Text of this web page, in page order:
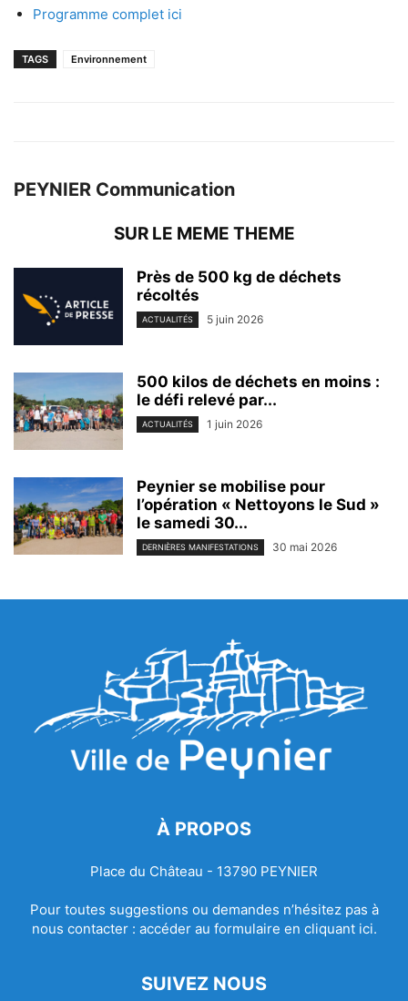
Programme complet ici
TAGS Environnement
PEYNIER Communication
SUR LE MEME THEME
Près de 500 kg de déchets
récoltés
ACTUALITÉS 5 juin 2026
500 kilos de déchets en moins :
le défi relevé par...
ACTUALITÉS 1 juin 2026
Peynier se mobilise pour
l’opération « Nettoyons le Sud »
le samedi 30...
DERNIÈRES MANIFESTATIONS 30 mai 2026
À PROPOS
Place du Château - 13790 PEYNIER
Pour toutes suggestions ou demandes n’hésitez pas à
nous contacter : accéder au formulaire en cliquant ici.
SUIVEZ NOUS